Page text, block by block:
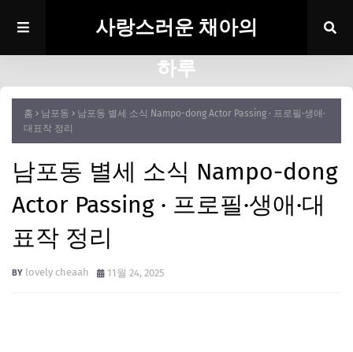
사랑스러운 채아의
하루
홈 남포동
남포동 별세 소식 Nampo-dong Actor Passing · 프로필·생애·
대표작 정리
남포동 별세 소식 Nampo-dong
Actor Passing · 프로필·생애·대
표작 정리
lovely cheaah 11월 24, 2025